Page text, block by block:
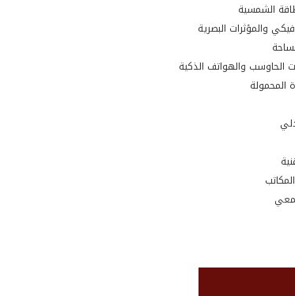
الشمسية
والمؤثرات البصرية
الحاوسب والهواتف الذكية
المحمولة